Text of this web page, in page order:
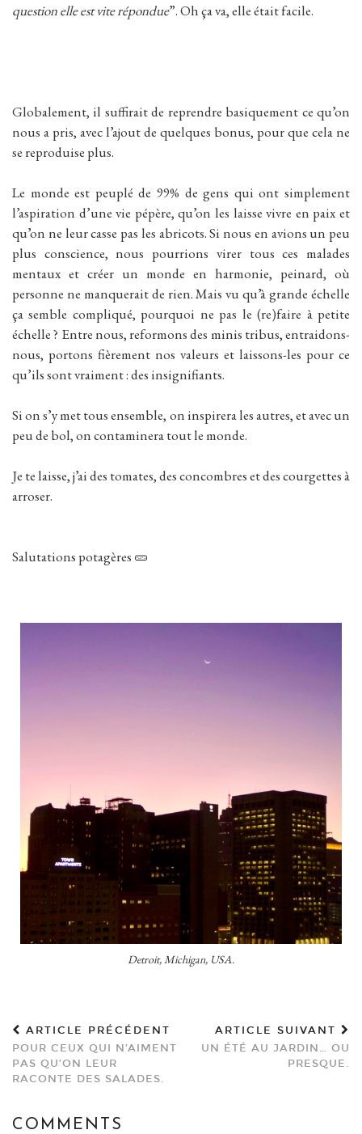
question elle est vite répondue”. Oh ça va, elle était facile.
Globalement, il suffirait de reprendre basiquement ce qu’on
nous a pris, avec l’ajout de quelques bonus, pour que cela ne
se reproduise plus.
Le monde est peuplé de 99% de gens qui ont simplement
l’aspiration d’une vie pépère, qu’on les laisse vivre en paix et
qu’on ne leur casse pas les abricots. Si nous en avions un peu
plus conscience, nous pourrions virer tous ces malades
mentaux et créer un monde en harmonie, peinard, où
personne ne manquerait de rien. Mais vu qu’à grande échelle
ça semble compliqué, pourquoi ne pas le (re)faire à petite
échelle ? Entre nous, reformons des minis tribus, entraidons-
nous, portons fièrement nos valeurs et laissons-les pour ce
qu’ils sont vraiment : des insignifiants.
Si on s’y met tous ensemble, on inspirera les autres, et avec un
peu de bol, on contaminera tout le monde.
Je te laisse, j’ai des tomates, des concombres et des courgettes à
arroser.
Salutations potagères 🥒
Detroit, Michigan, USA.
ARTICLE PRÉCÉDENT
POUR CEUX QUI N’AIMENT
PAS QU’ON LEUR
RACONTE DES SALADES.
ARTICLE SUIVANT
UN ÉTÉ AU JARDIN… OU
PRESQUE.
COMMENTS